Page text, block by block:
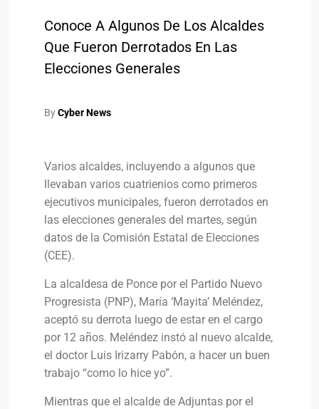
Conoce A Algunos De Los Alcaldes
Que Fueron Derrotados En Las
Elecciones Generales
ByCyber News
Varios alcaldes, incluyendo a algunos que
llevaban varios cuatrienios como primeros
ejecutivos municipales, fueron derrotados en
las elecciones generales del martes, según
datos de la Comisión Estatal de Elecciones
(CEE).
La alcaldesa de Ponce por el Partido Nuevo
Progresista (PNP), María ‘Mayita’ Meléndez,
aceptó su derrota luego de estar en el cargo
por 12 años. Meléndez instó al nuevo alcalde,
el doctor Luis Irizarry Pabón, a hacer un buen
trabajo “como lo hice yo”.
Mientras que el alcalde de Adjuntas por el